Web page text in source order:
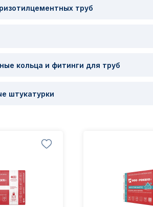
труб
кольца и фитинги для труб
штукатурки